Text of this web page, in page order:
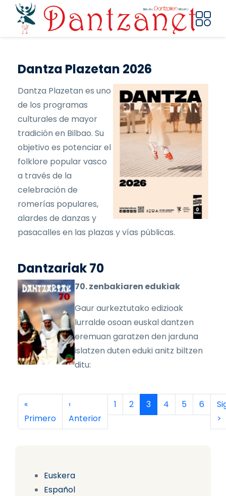
Pasar al contenido principal
Euskera
Español
Dantza Plazetan 2026
Dantza Plazetan es uno
de los programas
culturales de mayor
tradición en Bilbao. Su
objetivo es potenciar el
folklore popular vasco
a través de la
celebración de
romerías populares,
alardes de danzas y
pasacalles en las plazas y vías públicas.
Dantzariak 70
70. zenbakiaren edukiak
Gaur aurkeztutako edizioak
lurralde osoan euskal dantzen
eremuan garatzen den jarduna
islatzen duten eduki anitz biltzen
ditu:
Paginación
Primera página
«
Primero
Página anterior
‹
Anterior
Página
1 Página
2 Página actual
3 Página
4 Página
5 Página
6
>